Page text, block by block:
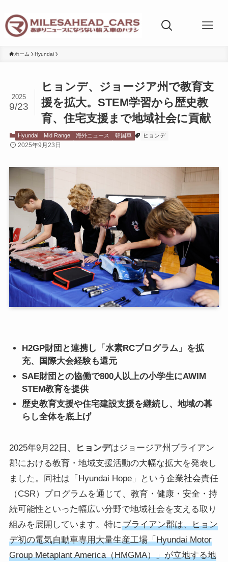
ホーム Hyundai
ヒョンデ、ジョージア州で教育支
援を拡大。STEM学習から歴史教
育、住宅支援まで地域社会に貢献
2025
9/23
Hyundai Mid Range 海外ニュース 韓国車 ヒョンデ
2025年9月23日
H2GP財団と連携し「水素RCプログラム」を拡
充、国際大会経験も還元
SAE財団との協働で800人以上の小学生にAWIM
STEM教育を提供
歴史教育支援や住宅建設支援を継続し、地域の暮
らし全体を底上げ
2025年9月22日、 ヒョンデはジョージア州ブライアン
郡における教育・地域支援活動の大幅な拡大を発表し
ました。同社は「Hyundai Hope」という企業社会責任
（CSR）プログラムを通じて、教育・健康・安全・持
続可能性といった幅広い分野で地域社会を支える取り
組みを展開しています。特にブライアン郡は、ヒョン
デ初の電気自動車専用大量生産工場「Hyundai Motor
Group Metaplant America（HMGMA）」が立地する地